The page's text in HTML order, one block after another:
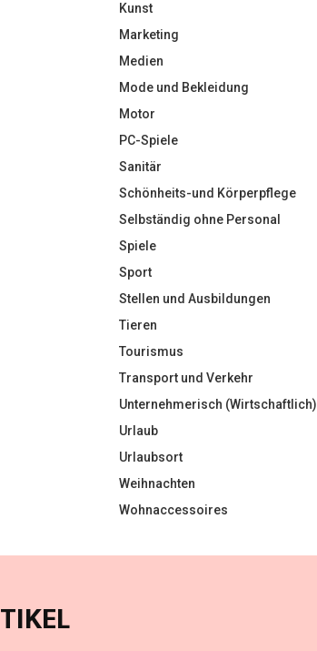
Kunst
Marketing
Medien
Mode und Bekleidung
Motor
PC-Spiele
Sanitär
Schönheits-und Körperpflege
Selbständig ohne Personal
Spiele
Sport
Stellen und Ausbildungen
Tieren
Tourismus
Transport und Verkehr
Unternehmerisch (Wirtschaftlich)
Urlaub
Urlaubsort
Weihnachten
Wohnaccessoires